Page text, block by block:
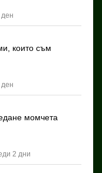
ден
които съм
ден
момчета
2 дни